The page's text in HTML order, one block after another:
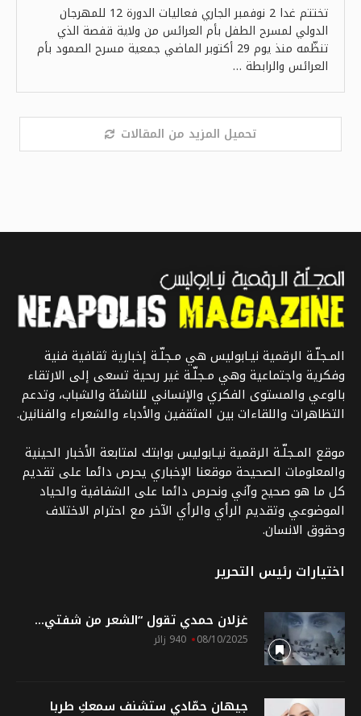
تختتم غدا 2 نوفمبر الجاري فعاليات الدورة 12 للمهرجان
الدولي لمسرح الطفل بأم العرائس من ولاية قفصة الذي
تنظّمه منذ يوم 29 أكتوبر الماضي جمعية مسرح الصمود بأم
العرائس والرابطة …
تحميل المزيد من المقالات
المـجلّـة الرقمية نيـابوليس هي مـجلّـة إخبارية ثقافية فنية
وفكرية واجتماعية وهي مـجلّـة غير ربحية تسعى إلى الارتقاء
بالوعي والمستوى الفكري والإنساني للناشئة والشباب، وتدعم
التظاهرات واللقاءات بين المثقفين والأدباء والشعراء والفنانين.
موقع المـجلّـة الرقمية نيـابوليس بوابتك لمتابعة الأخبار الحينية
والمعلومات الصحيحة موقعنا الإخباري يحرص دائما على تقديم
كل ما هو صحيح وآني ونحرص دائما على الشفافية والحياد
الموضوعي وتقديم الرأي والرأي الآخر مع احترام الاختلاف
وحقوق الانسان.
اختيارات رئيس التحرير
غزلان حمدي تقول “الشعر من شفتي...
08/10/2025 940 زائر
جيهان حمّادي ستشنف سمعكِ طربا